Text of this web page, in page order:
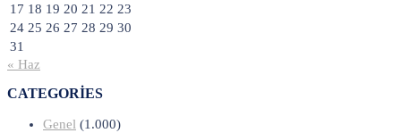
17 18 19 20 21 22 23
24 25 26 27 28 29 30
31
« Haz
CATEGORIES
Genel (1.000)